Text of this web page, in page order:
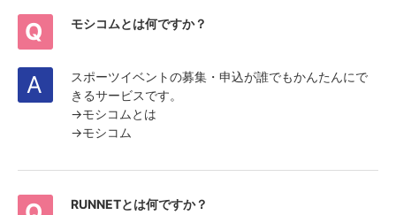
モシコムとは何ですか？
スポーツイベントの募集・申込が誰でもかんたんにで
きるサービスです。
→モシコムとは
→モシコム
RUNNETとは何ですか？